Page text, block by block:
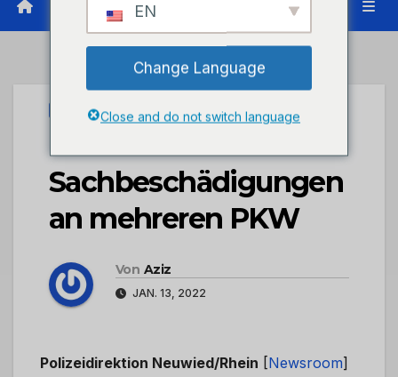
UNCATEGORIZED
POL-PDNR:
Sachbeschädigungen
an mehreren PKW
Von Aziz
JAN. 13, 2022
Polizeidirektion Neuwied/Rhein [Newsroom]
EN
Change Language
Close and do not switch language